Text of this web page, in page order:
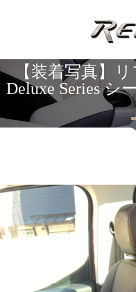
【装着写真】
Deluxe Series シ